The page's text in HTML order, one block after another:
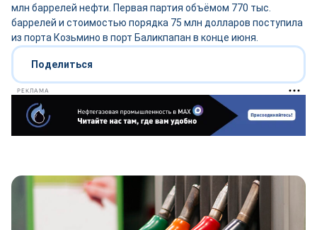
млн баррелей нефти. Первая партия объёмом 770 тыс.
баррелей и стоимостью порядка 75 млн долларов поступила
из порта Козьмино в порт Баликпапан в конце июня.
Поделиться
РЕКЛАМА